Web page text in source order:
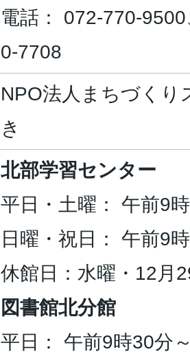
電話： 072-770-
0-7708
NPO法人まちづく
き
北部学習センター
平日・土曜： 午前9
日曜・祝日： 午前9
休館日：水曜・12月
図書館北分館
平日： 午前9時30分